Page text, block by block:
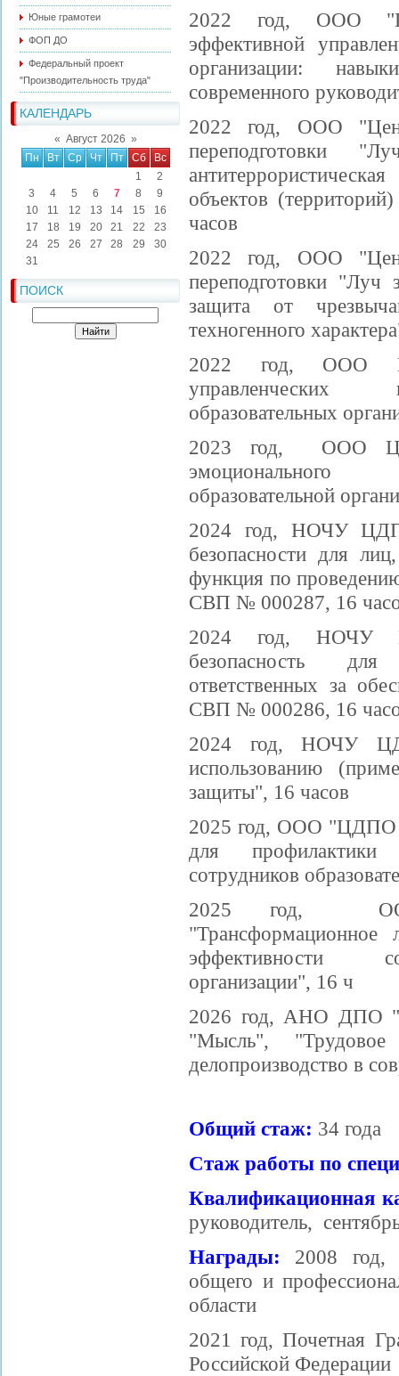
Юные грамотеи
ФОП ДО
Федеральный проект
"Производительность труда"
КАЛЕНДАРЬ
« Август 2026 »
Пн
Вт Ср Чт Пт Сб
Вс
1
2
3
4 5 6 7 8
9
10
11 12 13 14 15
16
17
18 19 20 21 22
23
24
25 26 27 28 29
30
31
ПОИСК
2022 год, ООО
эффективной
организации:
современного
2022 год, ООО
переподготовки
объектов
часов
2022 год, ООО
переподготовки "Луч
защита от
техногенного
2022 год, ООО
управленческих
образовательных
2023 год, ООО
эмоционального
образовательной
2024 год, НОЧУ
безопасности для
функция по
СВП № 000287, 16
2024 год, НОЧУ
безопасность для
ответственных за
СВП № 000286, 16
2024 год, НОЧУ
использованию
защиты", 16 часов
2025 год, ООО "ЦДПО
для профилактики
сотрудников
2025 год, ООО
"Трансформационное
эффективности
организации", 16 ч
2026 год, АНО ДПО
"Мысль", "Трудовое
делопроизводство в
Общий стаж: 34 года
Стаж работы по
Квалификационная
руководитель,
Награды:
2008 год,
общего и
области
2021 год, Почетная
Российской Федерации